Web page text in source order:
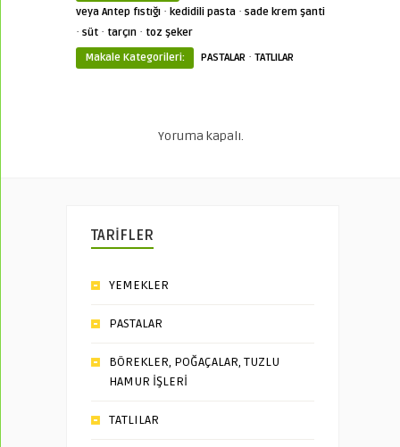
veya Antep fıstığı · kedidili pasta · sade krem şanti
· süt · tarçın · toz şeker
Makale Kategorileri:
PASTALAR · TATLILAR
Yoruma kapalı.
TARİFLER
YEMEKLER
PASTALAR
BÖREKLER, POĞAÇALAR, TUZLU
HAMUR İŞLERİ
TATLILAR